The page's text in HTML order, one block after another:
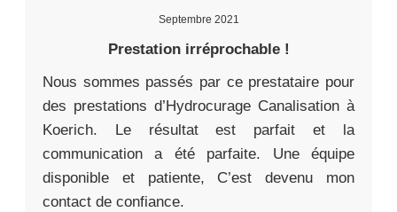
Septembre 2021
Prestation irréprochable !
Nous sommes passés par ce prestataire pour
des prestations d’Hydrocurage Canalisation à
Koerich. Le résultat est parfait et la
communication a été parfaite. Une équipe
disponible et patiente, C’est devenu mon
contact de confiance.